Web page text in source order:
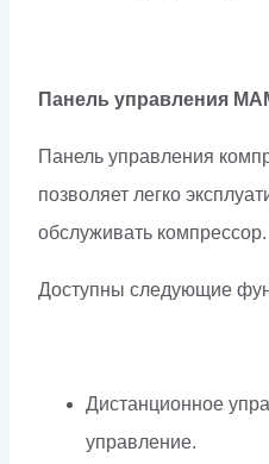
Панель управления
Панель управления
позволяет легко
обслуживать компрессор.
Доступны следующие
Дистанционное
управление.